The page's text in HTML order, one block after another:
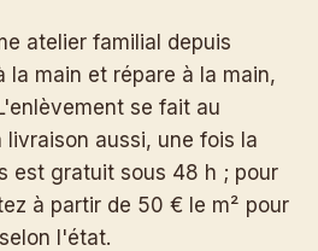
atelier familial depuis
la main et répare à la main,
se fait au
livraison aussi, une fois la
est gratuit sous 48 h ; pour
à partir de 50 € le m² pour
l'état.